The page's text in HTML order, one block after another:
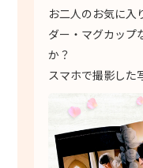
お二人のお気に入
ダー・マグカップ
か？
スマホで撮影した